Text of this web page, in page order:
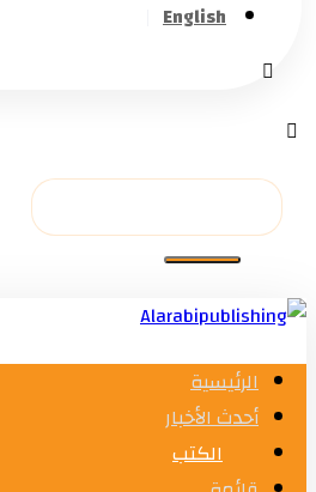
English
الرئيسية
أحدث الأخبار
الكتب